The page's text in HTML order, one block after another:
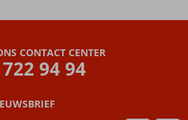
CONTACT CENTER
94 94